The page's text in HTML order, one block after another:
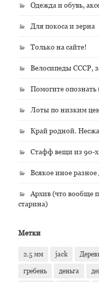
Одежда и обувь,
Для покоса и зерна
Только на сайте!
Велосипеды СССР,
Помогите
Лоты по низким
Край родной.
Стафф вещи из 90-х
Всякое иное разное
Архив (что вообще
старина)
Метки
2.5 мм jack
гребень деньга